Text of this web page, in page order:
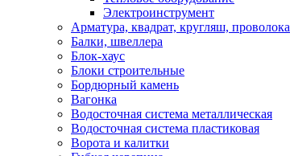
Электроинструмент
Арматура, квадрат, кругляш, проволока
Балки, швеллера
Блок-хаус
Блоки строительные
Бордюрный камень
Вагонка
Водосточная система металлическая
Водосточная система пластиковая
Ворота и калитки